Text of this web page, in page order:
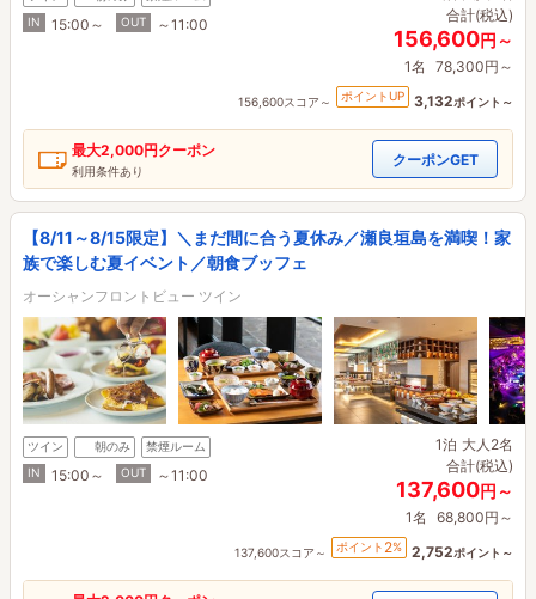
IN
15:00～ OUT ～11:00
合計(税込)
156,600円～
1名 78,300円～
156,600スコア～ ポイントUP 3,132ポイント～
最大2,000円クーポン
利用条件あり
クーポンGET
【8/11～8/15限定】＼まだ間に合う夏休み／瀬良垣島を満喫！家
族で楽しむ夏イベント／朝食ブッフェ
オーシャンフロントビュー ツイン
ツイン 朝のみ
禁煙ルーム
IN
15:00～ OUT ～11:00
1泊 大人2名
合計(税込)
137,600円～
1名 68,800円～
137,600スコア～ ポイント 2% 2,752ポイント～